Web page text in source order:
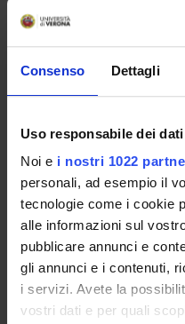
Consenso Dettagli
Uso responsabile dei dati
Noi e i nostri 1022
personali, ad esempio il
tecnologie come i cookie
alle informazioni sul
pubblicare annunci e
gli annunci e i contenuti,
i servizi. Avete la
vostri dati e per quali
I.
COURSES
PHD PROGRAMMES
TRAINING
Contacts
People
Places